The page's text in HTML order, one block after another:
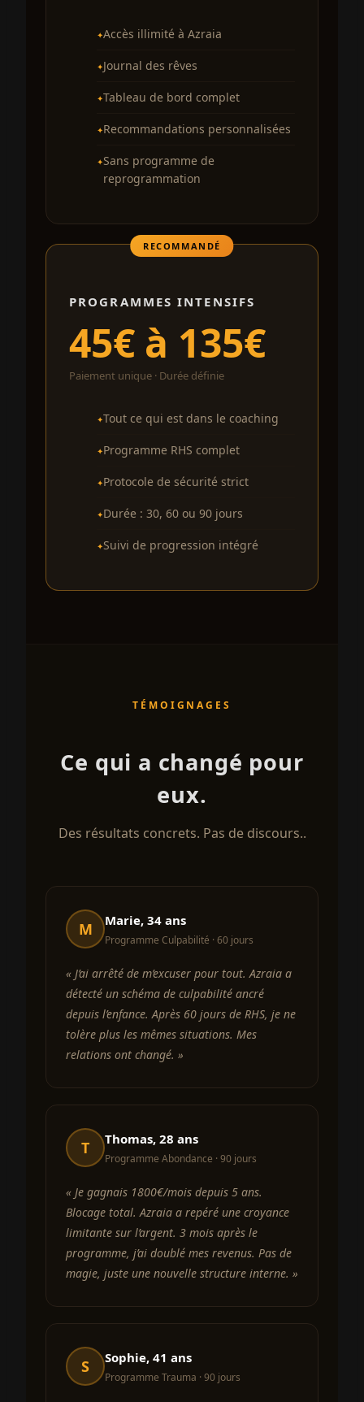
Accès illimité à Azraia
Journal des rêves
Tableau de bord complet
Recommandations personnalisées
Sans programme de
reprogrammation
RECOMMANDÉ
PROGRAMMES INTENSIFS
45€ à 135€
Paiement unique · Durée définie
Tout ce qui est dans le coaching
Programme RHS complet
Protocole de sécurité strict
Durée : 30, 60 ou 90 jours
Suivi de progression intégré
TÉMOIGNAGES
Ce qui a changé pour
eux.
Des résultats concrets. Pas de discours..
M Marie, 34 ans
Programme Culpabilité · 60 jours
« J’ai arrêté de m’excuser pour tout. Azraia a
détecté un schéma de culpabilité ancré
depuis l’enfance. Après 60 jours de RHS, je ne
tolère plus les mêmes situations. Mes
relations ont changé. »
T Thomas, 28 ans
Programme Abondance · 90 jours
« Je gagnais 1800€/mois depuis 5 ans.
Blocage total. Azraia a repéré une croyance
limitante sur l’argent. 3 mois après le
programme, j’ai doublé mes revenus. Pas de
magie, juste une nouvelle structure interne. »
S Sophie, 41 ans
Programme Trauma · 90 jours